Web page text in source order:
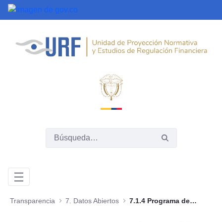
Saltar al contenido principal
Transparencia 7. Datos Abiertos 7.1.4 Programa de gestión documental